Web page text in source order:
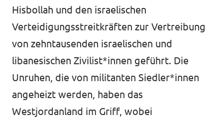
Hisbollah und den israelischen
Verteidigungsstreitkräften zur Vertreibung
von zehntausenden israelischen und
libanesischen Zivilist*innen geführt. Die
Unruhen, die von militanten Siedler*innen
angeheizt werden, haben das
Westjordanland im Griff, wobei